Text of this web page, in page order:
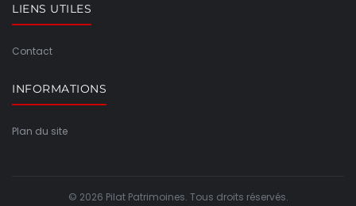
LIENS UTILES
Contact
INFORMATIONS
Plan du site
© 2026 Pilat Patrimoines. Tous droits réservés.